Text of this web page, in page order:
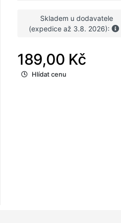
Skladem u dodavatele
(expedice až 3.8. 2026):
189,00 Kč
Hlídat cenu